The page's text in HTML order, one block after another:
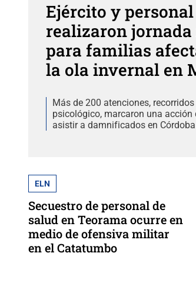
Ejército y
realizaron jornada
para familias
la ola invernal en
Más de 200 atenciones,
psicológico, marcaron una acción
asistir a damnificados en Córdoba
ELN
Secuestro de personal de
salud en Teorama ocurre en
medio de ofensiva militar
en el Catatumbo